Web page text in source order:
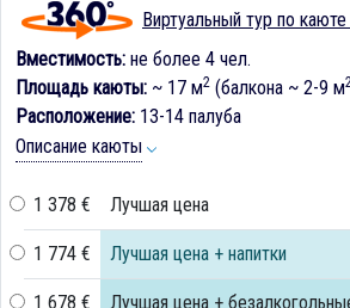
Виртуальный тур по каюте
Вместимость: не более 4 чел.
Площадь каюты: ~ 17 м2 (балкона ~ 2-9 м
Расположение: 13-14 палуба
Описание каюты
1 378 € Лучшая цена
1 774 € Лучшая цена + напитки
1 678 € Лучшая цена +